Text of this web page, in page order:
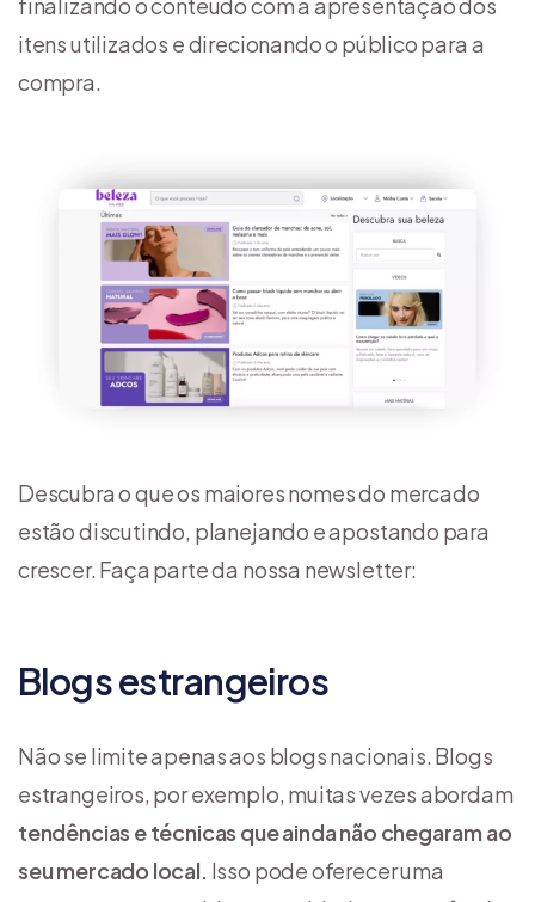
itens utilizados e direcionando o público para a
compra.
Descubra o que os maiores nomes do mercado
estão discutindo, planejando e apostando para
crescer. Faça parte da nossa newsletter:
Blogs estrangeiros
Não se limite apenas aos blogs nacionais. Blogs
estrangeiros, por exemplo, muitas vezes abordam
tendências e técnicas que ainda não chegaram ao
seu mercado local. Isso pode oferecer uma